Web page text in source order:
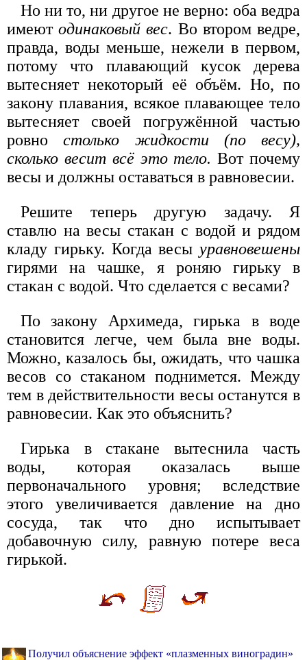
Но ни то, ни другое не верно: оба ведра
имеютодинаковый вес. Во втором ведре,
правда, воды меньше, нежели в первом,
потому что плавающий кусок дерева
вытесняет некоторый её объём. Но, по
закону плавания, всякое плавающее тело
вытесняет своей погружённой частью
ровностолько жидкости (по весу),
сколько весит всё это тело. Вот почему
весы и должны оставаться в равновесии.
Решите теперь другую задачу. Я
ставлю на весы стакан с водой и рядом
кладу гирьку. Когда весы уравновешены
гирями на чашке, я роняю гирьку в
стакан с водой. Что сделается с весами?
По закону Архимеда, гирька в воде
становится легче, чем была вне воды.
Можно, казалось бы, ожидать, что чашка
весов со стаканом поднимется. Между
тем в действительности весы останутся в
равновесии. Как это объяснить?
Гирька в стакане вытеснила часть
воды, которая оказалась выше
первоначального уровня; вследствие
этого увеличивается давление на дно
сосуда, так что дно испытывает
добавочную силу, равную потере веса
гирькой.
Получил объяснение эффект «плазменных виноградин»